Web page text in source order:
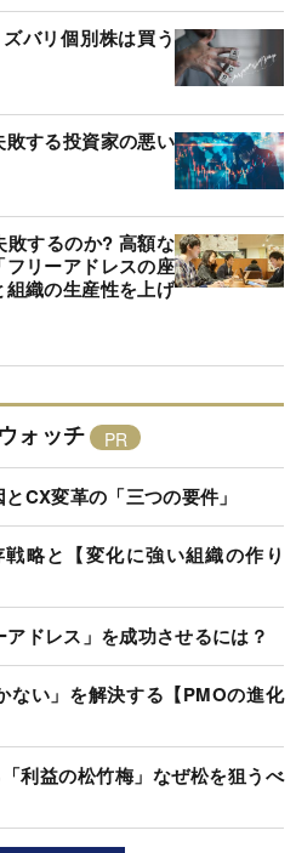
バリ個別株は買う
する投資家の悪い
敗するのか? 高額な
リーアドレスの座
織の生産性を上げ
ォッチ
CX変革の「三つの要件」
略と【変化に強い組織の作り
ドレス」を成功させるには？
ない」を解決する【PMOの進化
利益の松竹梅」なぜ松を狙うべ